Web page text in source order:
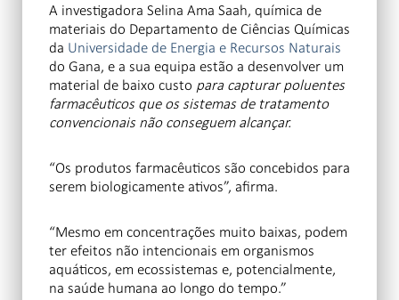
A investigadora Selina Ama Saah, química de
materiais do Departamento de Ciências Químicas
da Universidade de Energia e Recursos Naturais
do Gana, e a sua equipa estão a desenvolver um
material de baixo custo para capturar poluentes
farmacêuticos que os sistemas de tratamento
convencionais não conseguem alcançar.
“Os produtos farmacêuticos são concebidos para
serem biologicamente ativos”, afirma.
“Mesmo em concentrações muito baixas, podem
ter efeitos não intencionais em organismos
aquáticos, em ecossistemas e, potencialmente,
na saúde humana ao longo do tempo.”